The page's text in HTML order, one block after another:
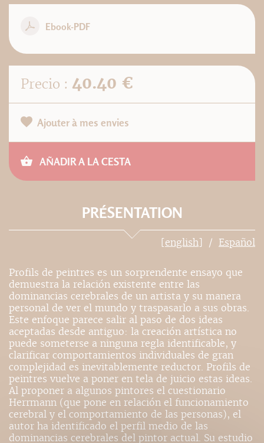
Ebook-PDF
Precio : 40.40 €
Ajouter à mes envies
AÑADIR A LA CESTA
PRÉSENTATION
[english] Español
Profils de peintres es un sorprendente ensayo que
demuestra la relación existente entre las
dominancias cerebrales de un artista y su manera
personal de ver el mundo y traspasarlo a sus obras.
Este enfoque parece salir al paso de dos ideas
aceptadas desde antiguo: la creación artística no
puede someterse a ninguna regla identificable, y
clarificar comportamientos individuales de gran
complejidad es inevitablemente reductor. Profils de
peintres vuelve a poner en tela de juicio estas ideas.
Al proponer a algunos pintores el cuestionario
Herrmann (que pone en relación el funcionamiento
cerebral y el comportamiento de las personas), el
autor ha identificado el perfil medio de las
dominancias cerebrales del pintor actual. Su estudio